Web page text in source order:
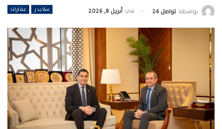
سلايدر عقارات بواسطة تواصل 24 في أبريل 8, 2026